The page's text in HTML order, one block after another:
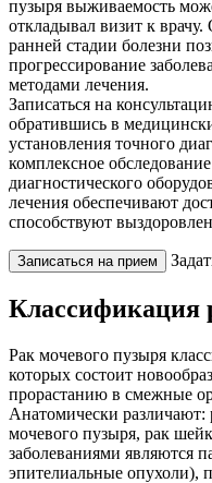
пузыря выживаемость
откладывал визит к
ранней стадии болезни
прогрессирование
методами лечения.
Записаться на
обратившись в
установления точного
комплексное
диагностического
лечения обеспечивают
способствуют
Записаться на прием
Классификация
Рак мочевого пузыря
которых состоит
прорастанию в смежные
Анатомически различают:
мочевого пузыря, рак
заболеваниями являются
эпителиальные опухоли),